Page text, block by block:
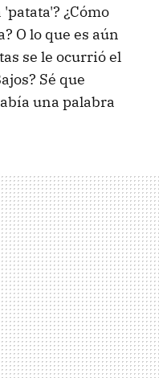
¿Cómo
O lo que es aún
se le ocurrió el
Sé que
una palabra